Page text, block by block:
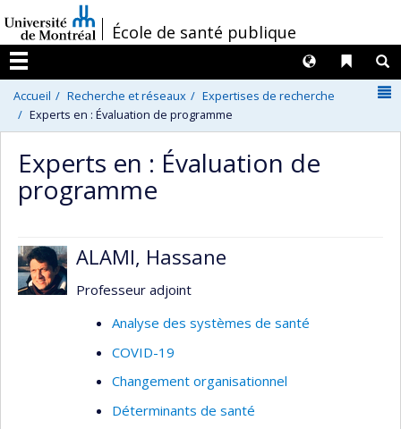
au
contenu
/École de santé publique
Menu
Liens
Langues
Accueil Recherche et réseaux
Expertises de recherche
Experts en : Évaluation de programme
Experts en : Évaluation de
programme
ALAMI, Hassane
Professeur adjoint
Analyse des systèmes de santé
COVID-19
Changement organisationnel
Déterminants de santé